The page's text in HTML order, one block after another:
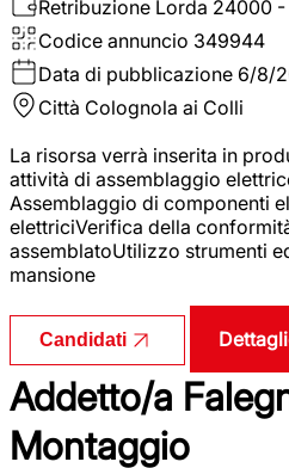
Retribuzione Lorda 24000 -
Codice annuncio 349944
Data di pubblicazione 6/8/
Città Colognola ai Colli
La risorsa verrà inserita in
attività di assemblaggio
Assemblaggio di componenti
elettriciVerifica della
assemblatoUtilizzo strumenti
mansione
Candidati
Addetto/a
Montaggio